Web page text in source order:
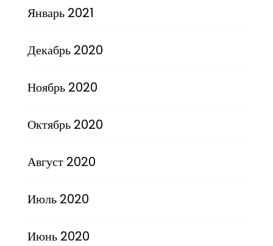
Январь 2021
Декабрь 2020
Ноябрь 2020
Октябрь 2020
Август 2020
Июль 2020
Июнь 2020